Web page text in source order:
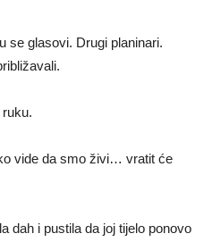
se glasovi. Drugi planinari.
vide da smo živi… vratit će
dah i pustila da joj tijelo ponovo